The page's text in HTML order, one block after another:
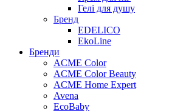
Гелі для душу
Бренд
EDELICO
EkoLine
Бренди
ACME Color
ACME Color Beauty
ACME Home Expert
Avena
EcoBaby